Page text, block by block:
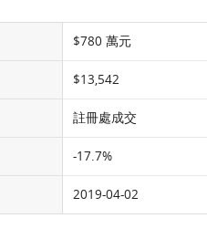
$780 萬元
$13,542
註冊處成交
-17.7%
2019-04-02